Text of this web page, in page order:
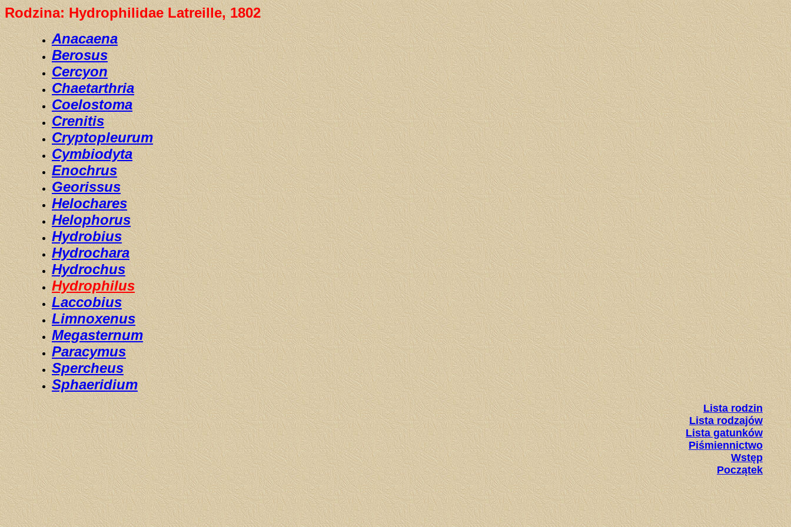
Rodzina: Hydrophilidae Latreille, 1802
Anacaena
Berosus
Cercyon
Chaetarthria
Coelostoma
Crenitis
Cryptopleurum
Cymbiodyta
Enochrus
Georissus
Helochares
Helophorus
Hydrobius
Hydrochara
Hydrochus
Hydrophilus
Laccobius
Limnoxenus
Megasternum
Paracymus
Spercheus
Sphaeridium
Lista rodzin
Lista rodzajów
Lista gatunków
Piśmiennictwo
Wstęp
Początek